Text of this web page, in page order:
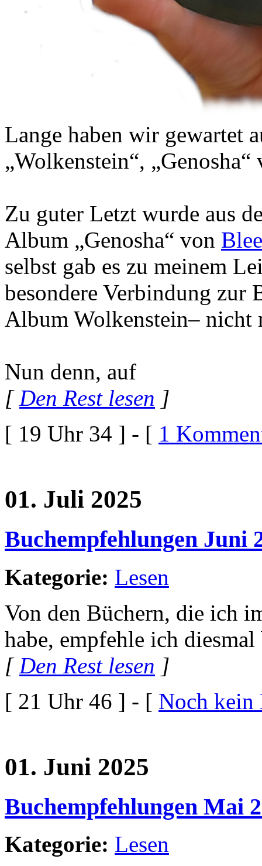
Lange haben wir gewartet
„Wolkenstein“,
Zu guter Letzt wurde aus
Album „Genosha“ von
selbst gab es zu meinem
besondere Verbindung zur
Album Wolkenstein– nicht
Nun denn, auf
[Den Rest lesen ]
[ 19 Uhr 34 ] - [ 1
01. Juli 2025
Buchempfehlungen Juni
Kategorie: Lesen
Von den Büchern, die ich
habe, empfehle ich diesmal
[Den Rest lesen ]
[ 21 Uhr 46 ] - [ Noch kein
01. Juni 2025
Buchempfehlungen Mai
Kategorie: Lesen